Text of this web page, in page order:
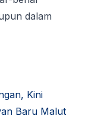
dalam
Kini
Baru Malut